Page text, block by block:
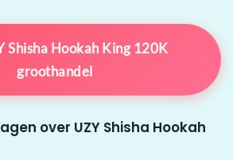
Shisha Hookah King 120K
groothandel
over UZY Shisha Hookah